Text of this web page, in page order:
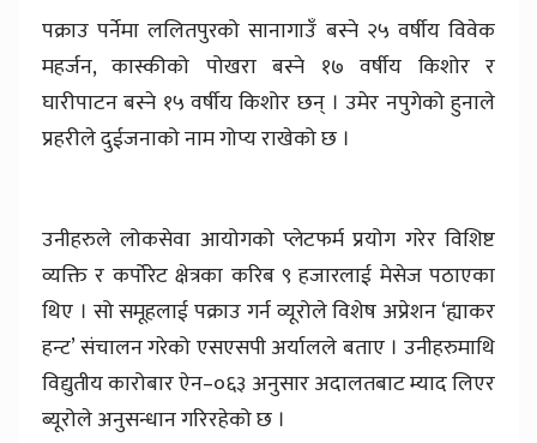
पक्राउ पर्नेमा ललितपुरको सानागाउँ बस्ने २५ वर्षीय विवेक
महर्जन, कास्कीको पोखरा बस्ने १७ वर्षीय किशोर र
घारीपाटन बस्ने १५ वर्षीय किशोर छन् । उमेर नपुगेको हुनाले
प्रहरीले दुईजनाको नाम गोप्य राखेको छ ।
उनीहरुले लोकसेवा आयोगको प्लेटफर्म प्रयोग गरेर विशिष्ट
व्यक्ति र कर्पोरेट क्षेत्रका करिब ९ हजारलाई मेसेज पठाएका
थिए । सो समूहलाई पक्राउ गर्न व्यूरोले विशेष अप्रेशन ‘ह्याकर
हन्ट’ संचालन गरेको एसएसपी अर्यालले बताए । उनीहरुमाथि
विद्युतीय कारोबार ऐन–०६३ अनुसार अदालतबाट म्याद लिएर
ब्यूरोले अनुसन्धान गरिरहेको छ ।